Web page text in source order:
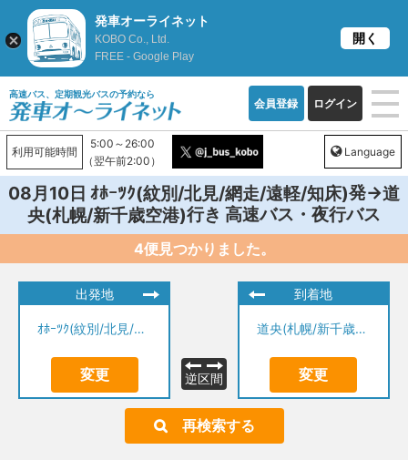
高速バス、定期観光バスの予約なら
会員登録 ログイン
利用可能時間
5:00～26:00
（翌午前2:00）
Language
08月10日 ｵﾎｰﾂｸ(紋別/北見/網走/遠軽/知床)発→道
央(札幌/新千歳空港)行き 高速バス・夜行バス
4便見つかりました。
出発地
ｵﾎｰﾂｸ(紋別/北見/網走/遠軽/知床)
変更 逆区間
到着地
道央(札幌/新千歳空港)
変更
再検索する
発車オーライネット
KOBO Co., Ltd.
FREE - Google Play
開く